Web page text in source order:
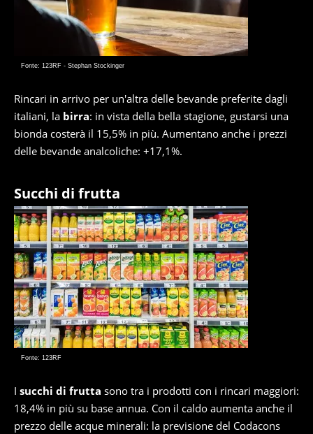
Fonte: 123RF - Stephan Stockinger
Rincari in arrivo per un'altra delle bevande preferite dagli
italiani, la birra: in vista della bella stagione, gustarsi una
bionda costerà il 15,5% in più. Aumentano anche i prezzi
delle bevande analcoliche: +17,1%.
Succhi di frutta
Fonte: 123RF
I succhi di frutta sono tra i prodotti con i rincari maggiori:
18,4% in più su base annua. Con il caldo aumenta anche il
prezzo delle acque minerali: la previsione del Codacons